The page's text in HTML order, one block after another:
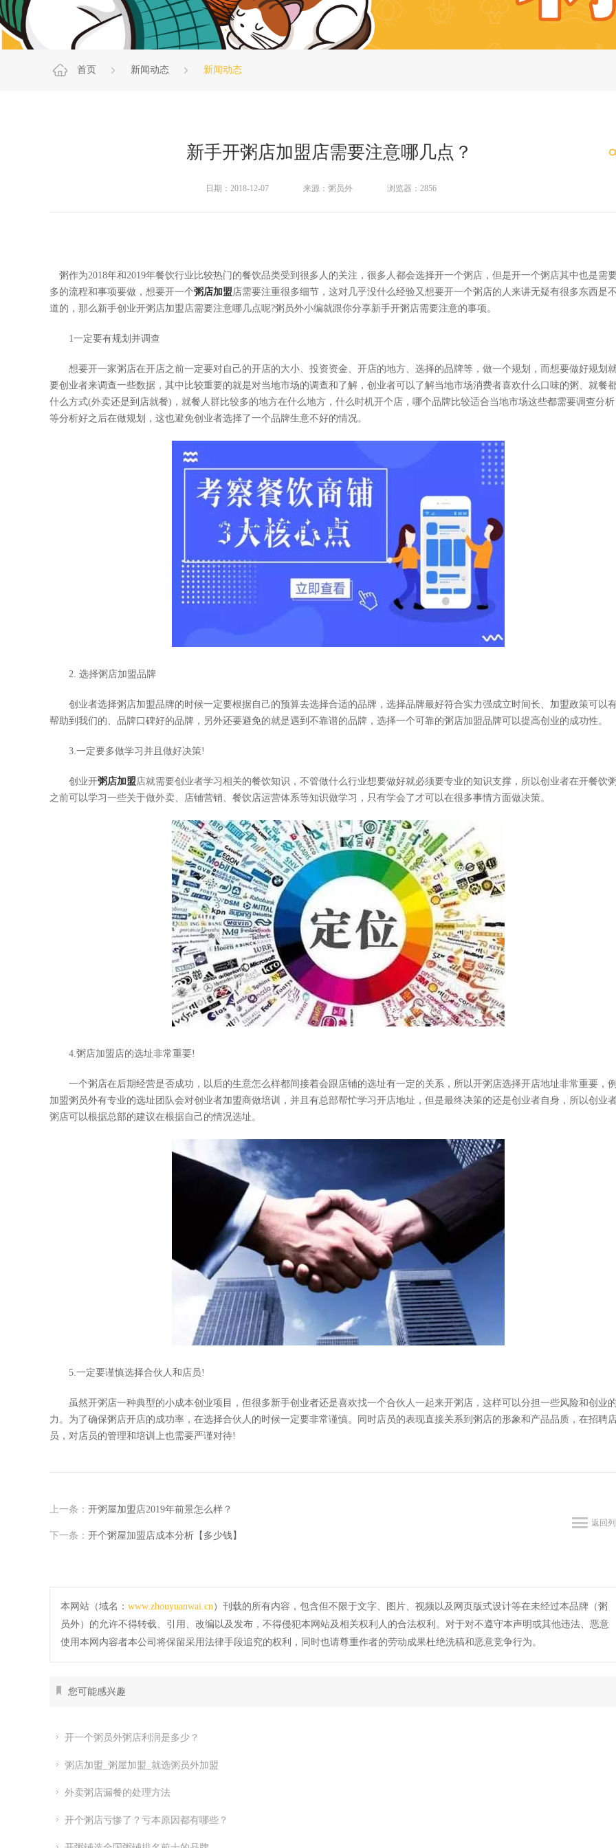
首页 新闻动态 新闻动态
新手开粥店加盟店需要注意哪几点？
日期：2018-12-07 来源：粥员外 浏览器：2856
粥作为2018年和2019年餐饮行业比较热门的餐饮品类受到很多人的关注，很多人都会选择开一个粥店，但是开一个粥店其中也是需
多的流程和事项要做，想要开一个粥店加盟店需要注重很多细节，这对几乎没什么经验又想要开一个粥店的人来讲无疑有很多东西是
道的，那么新手创业开粥店加盟店需要注意哪几点呢?粥员外小编就跟你分享新手开粥店需要注意的事项。
1一定要有规划并调查
想要开一家粥店在开店之前一定要对自己的开店的大小、投资资金、开店的地方、选择的品牌等，做一个规划，而想要做好规划
要创业者来调查一些数据，其中比较重要的就是对当地市场的调查和了解，创业者可以了解当地市场消费者喜欢什么口味的粥、就餐
什么方式(外卖还是到店就餐)，就餐人群比较多的地方在什么地方，什么时机开个店，哪个品牌比较适合当地市场这些都需要调查分析
等分析好之后在做规划，这也避免创业者选择了一个品牌生意不好的情况。
2. 选择粥店加盟品牌
创业者选择粥店加盟品牌的时候一定要根据自己的预算去选择合适的品牌，选择品牌最好符合实力强成立时间长、加盟政策可以
帮助到我们的、品牌口碑好的品牌，另外还要避免的就是遇到不靠谱的品牌，选择一个可靠的粥店加盟品牌可以提高创业的成功性。
3.一定要多做学习并且做好决策!
创业开粥店加盟店就需要创业者学习相关的餐饮知识，不管做什么行业想要做好就必须要专业的知识支撑，所以创业者在开餐饮
之前可以学习一些关于做外卖、店铺营销、餐饮店运营体系等知识做学习，只有学会了才可以在很多事情方面做决策。
4.粥店加盟店的选址非常重要!
一个粥店在后期经营是否成功，以后的生意怎么样都间接着会跟店铺的选址有一定的关系，所以开粥店选择开店地址非常重要，
加盟粥员外有专业的选址团队会对创业者加盟商做培训，并且有总部帮忙学习开店地址，但是最终决策的还是创业者自身，所以创业
粥店可以根据总部的建议在根据自己的情况选址。
5.一定要谨慎选择合伙人和店员!
虽然开粥店一种典型的小成本创业项目，但很多新手创业者还是喜欢找一个合伙人一起来开粥店，这样可以分担一些风险和创业
力。为了确保粥店开店的成功率，在选择合伙人的时候一定要非常谨慎。同时店员的表现直接关系到粥店的形象和产品品质，在招聘
员，对店员的管理和培训上也需要严谨对待!
上一条： 开粥屋加盟店2019年前景怎么样？
下一条： 开个粥屋加盟店成本分析【多少钱】
返回
本网站（域名： www.zhouyuanwai.cn）刊载的所有内容，包含但不限于文字、图片、视频以及网页版式设计等在未经过本品牌（粥
员外）的允许不得转载、引用、改编以及发布，不得侵犯本网站及相关权利人的合法权利。对于对不遵守本声明或其他违法、恶意
使用本网内容者本公司将保留采用法律手段追究的权利，同时也请尊重作者的劳动成果杜绝洗稿和恶意竞争行为。
您可能感兴趣
开一个粥员外粥店利润是多少？
粥店加盟_粥屋加盟_就选粥员外加盟
外卖粥店漏餐的处理方法
开个粥店亏惨了？亏本原因都有哪些？